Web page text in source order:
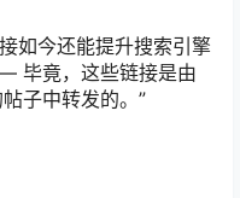
如今还能提升搜索引擎
毕竟，这些链接是由
子中转发的。”